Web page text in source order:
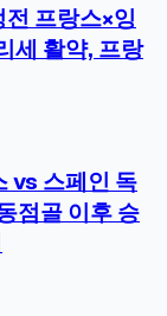
프랑스×잉
세 활약, 프랑
vs 스페인 독
점골 이후 승